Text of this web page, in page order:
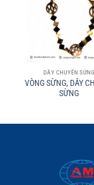
DÂY CHUYỀN SỪNG
VÒNG SỪNG, DÂY
SỪNG